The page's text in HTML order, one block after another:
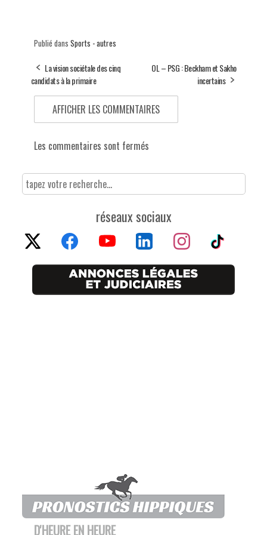
Publié dans Sports - autres
La vision sociétale des cinq
candidats à la primaire
OL – PSG : Beckham et Sakho
incertains
AFFICHER LES COMMENTAIRES
Les commentaires sont fermés
réseaux sociaux
D'HEURE EN HEURE